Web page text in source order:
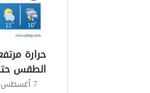
حرارة
الطقس
7 أغسطس، 2026